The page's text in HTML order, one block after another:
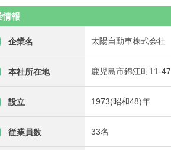
情報
企業名 太陽自動車株式会社
本社所在地 鹿児島市錦江町11-47
設立 1973(昭和48)年
従業員数 33名